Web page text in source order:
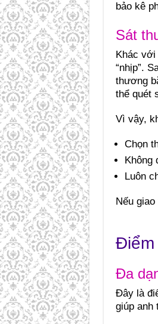
bảo kê
Sát
Khác
“nhịp”.
thương
thể quét
Vì vậy,
Chọn
Không
Luôn
Nếu
Điểm
Đa
Đây là
giúp anh